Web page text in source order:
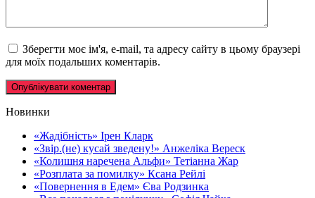
Зберегти моє ім'я, e-mail, та адресу сайту в цьому браузері
для моїх подальших коментарів.
Новинки
«Жадібність» Ірен Кларк
«Звір.(не) кусай зведену!» Анжеліка Вереск
«Колишня наречена Альфи» Тетіанна Жар
«Розплата за помилку» Ксана Рейлі
«Повернення в Едем» Єва Родзинка